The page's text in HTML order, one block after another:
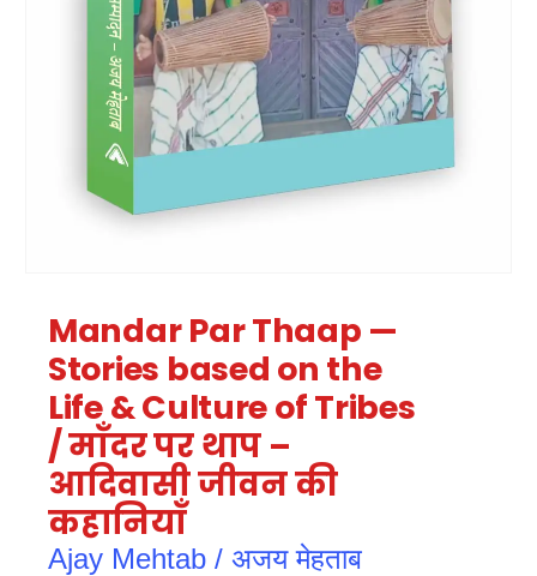
Mandar Par Thaap —
Stories based on the
Life & Culture of Tribes
/ माँदर पर थाप –
आदिवासी जीवन की
कहानियाँ
Ajay Mehtab / अजय मेहताब